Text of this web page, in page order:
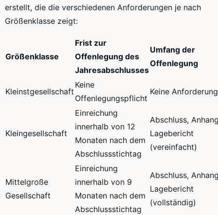
erstellt, die die verschiedenen Anforderungen je nach
Größenklasse zeigt:
Größenklasse
Frist zur
Offenlegung des
Jahresabschlusses
Umfang der
Offenlegung
Kleinstgesellschaft
Keine
Offenlegungspflicht
Keine
Kleingesellschaft
Einreichung
innerhalb von 12
Monaten nach dem
Abschlussstichtag
Abschluss,
Lagebericht
(vereinfacht)
Mittelgroße
Gesellschaft
Einreichung
innerhalb von 9
Monaten nach dem
Abschlussstichtag
Abschluss,
Lagebericht
(vollständig)